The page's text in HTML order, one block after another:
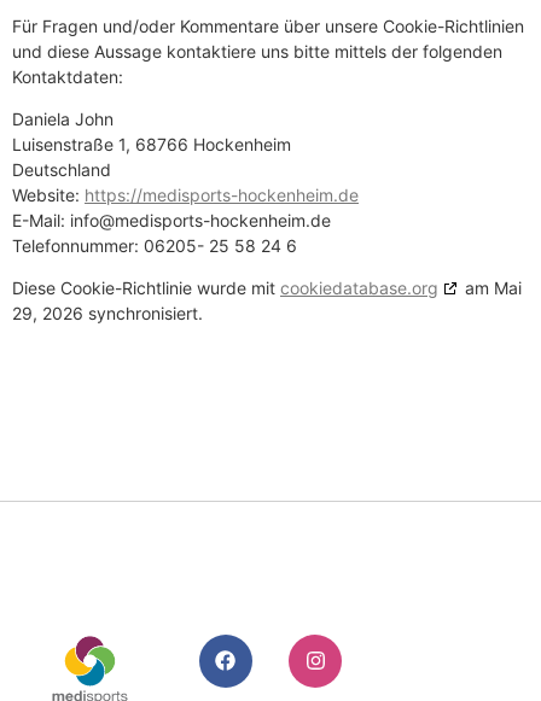
Für Fragen und/oder Kommentare über unsere Cookie-Richtlinien
und diese Aussage kontaktiere uns bitte mittels der folgenden
Kontaktdaten:
Daniela John
Luisenstraße 1, 68766 Hockenheim
Deutschland
Website: https://medisports-hockenheim.de
E-Mail: info@medisports-hockenheim.de
Telefonnummer: 06205- 25 58 24 6
Diese Cookie-Richtlinie wurde mit cookiedatabase.org
am Mai
29, 2026 synchronisiert.